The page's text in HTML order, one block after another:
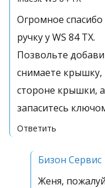
Огромное
ручку у WS 84 TX.
Позвольте
снимаете крышку,
стороне крышки,
запаситесь
Ответить
Бизон Сервис
Женя,